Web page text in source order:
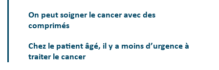
On peut soigner le cancer avec des
comprimés
Chez le patient âgé, il y a moins d’urgence à
traiter le cancer